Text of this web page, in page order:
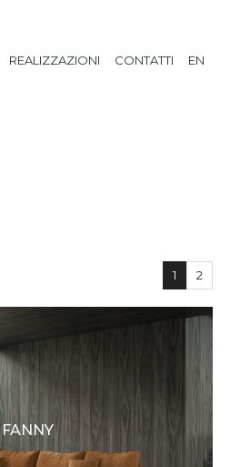
REALIZZAZIONI CONTATTI EN
1 2
FANNY